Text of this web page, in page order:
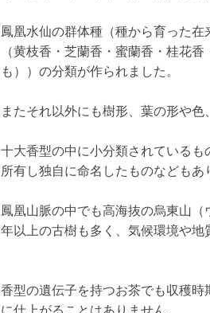
鳳凰水仙の群体種（種から育った
（黄枝香・芝蘭香・蜜蘭香・桂花
も））の分類が作られました。
またそれ以外にも樹形、葉の形や色
十大香型の中に小分類されている
所有し独自に命名したものなどもあ
鳳凰山脈の中でも高海抜の烏東山
年以上の古樹も多く、気候環境や地
香型の遺伝子を持つお茶でも収穫
に仕上がることはありません。